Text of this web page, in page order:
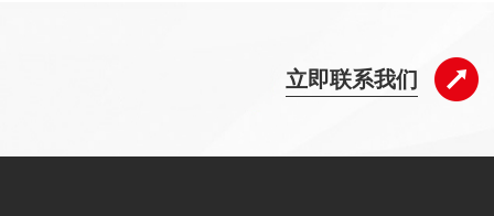
立即联系我们